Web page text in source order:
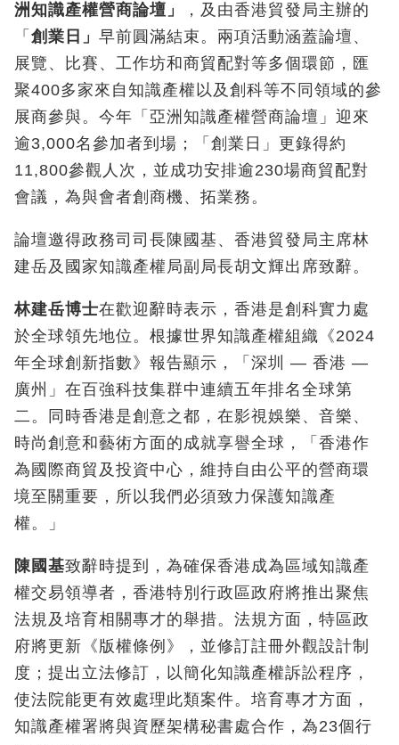
洲知識產權營商論壇」
，及由香港貿發局主辦的
「 創業日」 早前圓滿結束。兩項活動涵蓋論壇、
展覽、比賽、工作坊和商貿配對等多個環節，匯
聚400多家來自知識產權以及創科等不同領域的參
展商參與。今年「亞洲知識產權營商論壇」迎來
逾3,000名參加者到場；「創業日」更錄得約
11,800參觀人次，並成功安排逾230場商貿配對
會議，為與會者創商機、拓業務。
論壇邀得政務司司長陳國基、香港貿發局主席林
建岳及國家知識產權局副局長胡文輝出席致辭。
林建岳博士在歡迎辭時表示，香港是創科實力處
於全球領先地位。根據世界知識產權組織《2024
年全球創新指數》報告顯示，「深圳 — 香港 —
廣州」在百強科技集群中連續五年排名全球第
二。同時香港是創意之都，在影視娛樂、音樂、
時尚創意和藝術方面的成就享譽全球，「香港作
為國際商貿及投資中心，維持自由公平的營商環
境至關重要，所以我們必須致力保護知識產
權。」
陳國基致辭時提到，為確保香港成為區域知識產
權交易領導者，香港特別行政區政府將推出聚焦
法規及培育相關專才的舉措。法規方面，特區政
府將更新《版權條例》，並修訂註冊外觀設計制
度；提出立法修訂，以簡化知識產權訴訟程序，
使法院能更有效處理此類案件。培育專才方面，
知識產權署將與資歷架構秘書處合作，為23個行